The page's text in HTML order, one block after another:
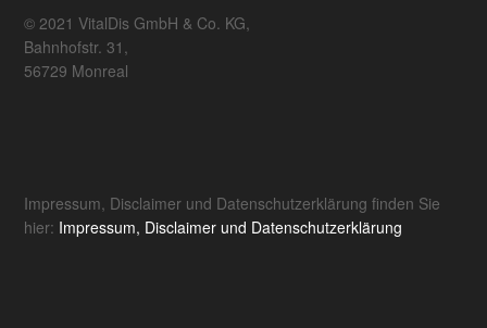
© 2021 VitalDis GmbH & Co. KG,
Bahnhofstr. 31,
56729 Monreal
Impressum, Disclaimer und Datenschutzerklärung finden Sie
hier: Impressum, Disclaimer und Datenschutzerklärung